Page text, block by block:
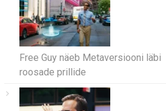
Free Guy näeb Metaversiooni läbi
roosade prillide